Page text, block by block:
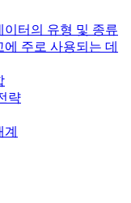
이터의 유형 및 종류
주로 사용되는 데
략